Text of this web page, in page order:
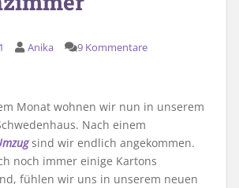
Anika 9 Kommentare
Monat wohnen wir nun in unserem
Nach einem
sind wir endlich angekommen.
noch immer einige Kartons
fühlen wir uns in unserem neuen